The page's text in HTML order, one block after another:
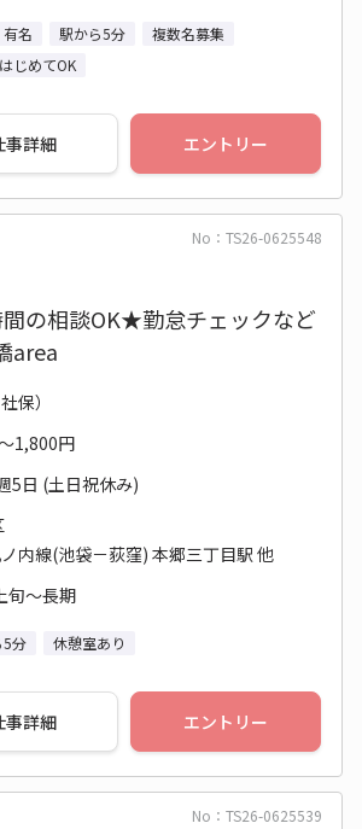
名 駅から5分
複数名募集
じめてOK
事詳細 エントリー
No：TS26-0625548
間の相談OK★勤怠チェックなど
area
保）
1,800円
5日 (土日祝休み)
内線(池袋－荻窪) 本郷三丁目駅 他
旬～長期
5分 休憩室あり
事詳細 エントリー
No：TS26-0625539